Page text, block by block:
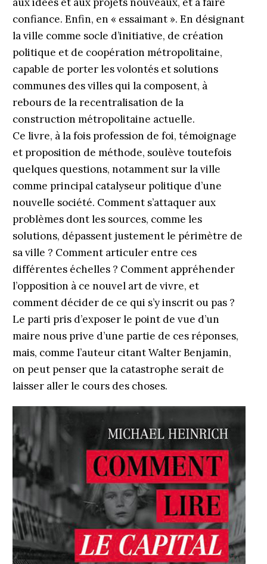
confiance. Enfin, en « essaimant ». En désignant
la ville comme socle d’initiative, de création
politique et de coopération métropolitaine,
capable de porter les volontés et solutions
communes des villes qui la composent, à
rebours de la recentralisation de la
construction métropolitaine actuelle.
Ce livre, à la fois profession de foi, témoignage
et proposition de méthode, soulève toutefois
quelques questions, notamment sur la ville
comme principal cata­lyseur politique d’une
nouvelle société. Comment s’attaquer aux
problèmes dont les sources, comme les
solutions, dépassent justement le périmètre de
sa ville ? Comment ­articuler entre ces
différentes échelles ? Comment appréhender
l’opposition à ce nouvel art de vivre, et
comment décider de ce qui s’y inscrit ou pas ?
Le parti pris d’exposer le point de vue d’un
maire nous prive d’une partie de ces réponses,
mais, comme l’auteur citant Walter Benjamin,
on peut penser que la catastrophe serait de
laisser aller le cours des choses.